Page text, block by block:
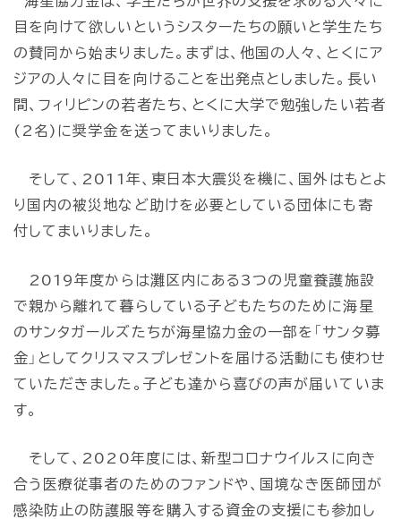
目を向けて欲しいというシスターたちの願いと学生たち
の賛同から始まりました。まずは、他国の人々、とくにア
ジアの人々に目を向けることを出発点としました。長い
間、フィリピンの若者たち、とくに大学で勉強したい若者
(2名)に奨学金を送ってまいりました。
そして、2011年、東日本大震災を機に、国外はもとよ
り国内の被災地など助けを必要としている団体にも寄
付してまいりました。
2019年度からは灘区内にある3つの児童養護施設
で親から離れて暮らしている子どもたちのために海星
のサンタガールズたちが海星協力金の一部を「サンタ募
金」としてクリスマスプレゼントを届ける活動にも使わせ
ていただきました。子ども達から喜びの声が届いていま
す。
そして、2020年度には、新型コロナウイルスに向き
合う医療従事者のためのファンドや、国境なき医師団が
感染防止の防護服等を購入する資金の支援にも参加し